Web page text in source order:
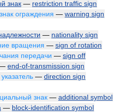
знак — restriction traffic sign
ограждения — warning sign
— nationality sign
вращения — sign of rotation
передачи — sign off
end-of-transmission sign
— direction sign
знак — additional symbol
— block-identification symbol